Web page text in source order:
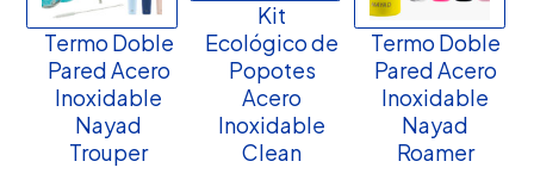
Termo Doble
Pared Acero
Inoxidable
Nayad
Trouper
Kit
Ecológico de
Popotes
Acero
Inoxidable
Clean
Termo Doble
Pared Acero
Inoxidable
Nayad
Roamer